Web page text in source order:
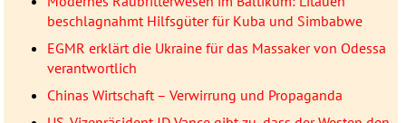
beschlagnahmt Hilfsgüter für Kuba und Simbabwe
EGMR erklärt die Ukraine für das Massaker von Odessa
verantwortlich
Chinas Wirtschaft – Verwirrung und Propaganda